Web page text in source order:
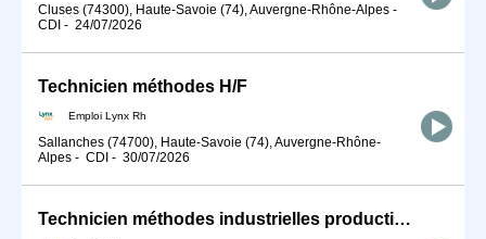
Cluses (74300), Haute-Savoie (74), Auvergne-Rhône-Alpes -
CDI - 24/07/2026
Technicien méthodes H/F
Emploi Lynx Rh
Sallanches (74700), Haute-Savoie (74), Auvergne-Rhône-
Alpes - CDI - 30/07/2026
Technicien méthodes industrielles production (H/F)